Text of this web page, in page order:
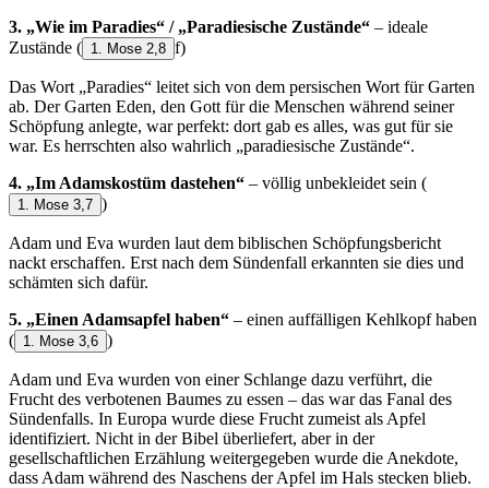
3. „Wie im Paradies“ / „Paradiesische Zustände“ – ideale
Zustände ( 1. Mose 2,8 f)
Das Wort „Paradies“ leitet sich von dem persischen Wort für Garten
ab. Der Garten Eden, den Gott für die Menschen während seiner
Schöpfung anlegte, war perfekt: dort gab es alles, was gut für sie
war. Es herrschten also wahrlich „paradiesische Zustände“.
4. „Im Adamskostüm dastehen“ – völlig unbekleidet sein (
1. Mose 3,7 )
Adam und Eva wurden laut dem biblischen Schöpfungsbericht
nackt erschaffen. Erst nach dem Sündenfall erkannten sie dies und
schämten sich dafür.
5. „Einen Adamsapfel haben“ – einen auffälligen Kehlkopf haben
( 1. Mose 3,6 )
Adam und Eva wurden von einer Schlange dazu verführt, die
Frucht des verbotenen Baumes zu essen – das war das Fanal des
Sündenfalls. In Europa wurde diese Frucht zumeist als Apfel
identifiziert. Nicht in der Bibel überliefert, aber in der
gesellschaftlichen Erzählung weitergegeben wurde die Anekdote,
dass Adam während des Naschens der Apfel im Hals stecken blieb.